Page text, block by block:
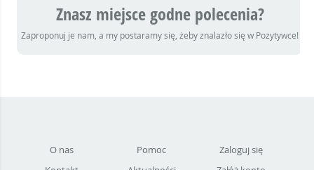
Znasz miejsce godne polecenia?
Zaproponuj je nam, a my postaramy się, żeby znalazło się w Pozytywce!
O nas
Pomoc
Zaloguj się